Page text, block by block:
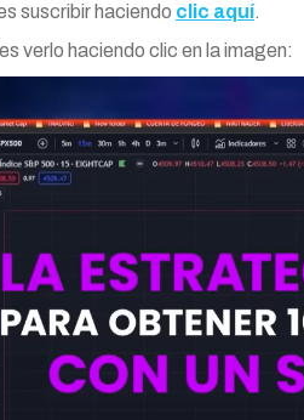
suscribir haciendo clic aquí.
verlo haciendo clic en la imagen: